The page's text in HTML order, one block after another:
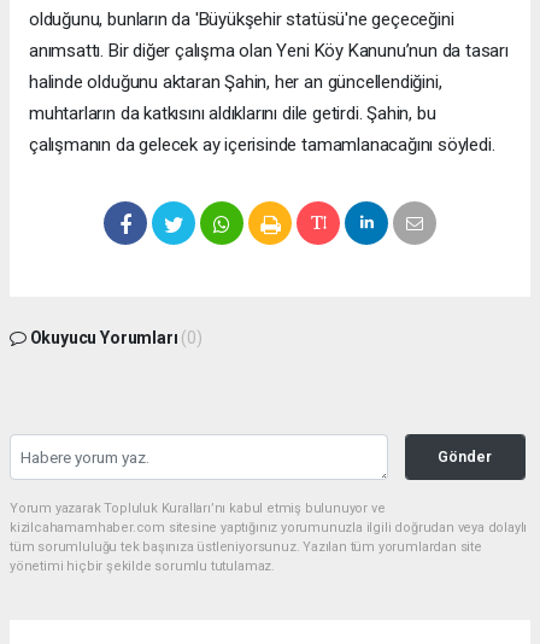
olduğunu, bunların da 'Büyükşehir statüsü'ne geçeceğini
anımsattı. Bir diğer çalışma olan Yeni Köy Kanunu’nun da tasarı
halinde olduğunu aktaran Şahin, her an güncellendiğini,
muhtarların da katkısını aldıklarını dile getirdi. Şahin, bu
çalışmanın da gelecek ay içerisinde tamamlanacağını söyledi.
Okuyucu Yorumları (0)
Gönder
Yorum yazarak Topluluk Kuralları’nı kabul etmiş bulunuyor ve
kizilcahamamhaber.com sitesine yaptığınız yorumunuzla ilgili doğrudan veya dolaylı
tüm sorumluluğu tek başınıza üstleniyorsunuz. Yazılan tüm yorumlardan site
yönetimi hiçbir şekilde sorumlu tutulamaz.